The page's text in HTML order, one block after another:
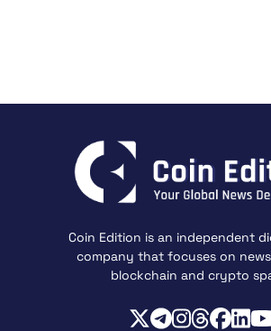
Coin Edition is an independent
company that focuses on
blockchain and crypto